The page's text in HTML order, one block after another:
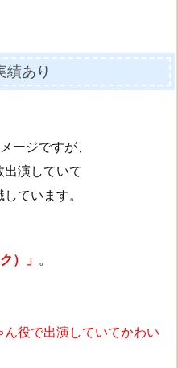
績あり
ージですが、
出演していて
ています。
）」 。
ん役で出演していてかわい